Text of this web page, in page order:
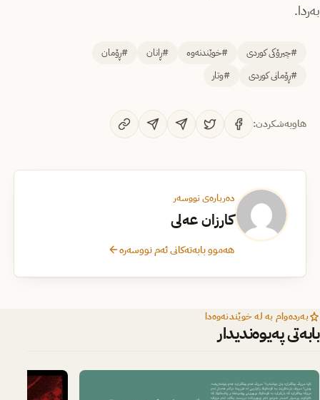
بەردا.
#چیرۆکی کوردی #خوێندنەوە #ڕانان
#ڕۆمان
#ڕۆمانی کوردی
#وتار
هاوبەشکردن:
دەربارەی نووسەر
کارزان عەلی
هەموو بابەتەکانی ئەم نووسەرە
بەردەوام بە لە خوێندنەوەدا
بابەتی پەیوەندیدار